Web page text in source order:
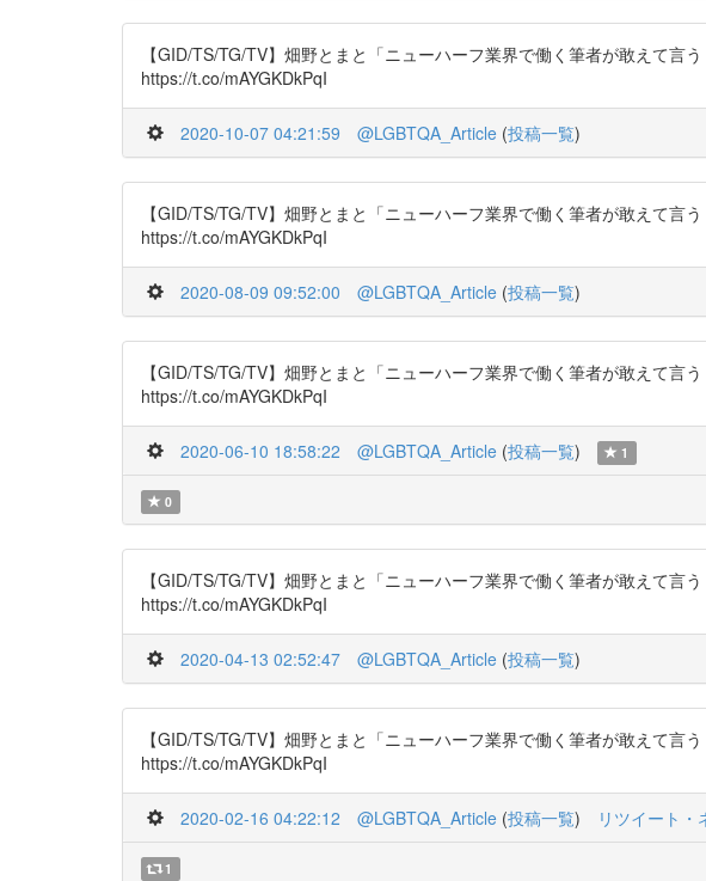
【GID/TS/TG/TV】畑野とまと「ニューハーフ業界で働く筆者が敢えて
https://t.co/mAYGKDkPqI
2020-10-07 04:21:59 @LGBTQA_Article (投稿一覧)
【GID/TS/TG/TV】畑野とまと「ニューハーフ業界で働く筆者が敢えて
https://t.co/mAYGKDkPqI
2020-08-09 09:52:00 @LGBTQA_Article (投稿一覧)
【GID/TS/TG/TV】畑野とまと「ニューハーフ業界で働く筆者が敢えて
https://t.co/mAYGKDkPqI
2020-06-10 18:58:22 @LGBTQA_Article (投稿一覧) 1
0
【GID/TS/TG/TV】畑野とまと「ニューハーフ業界で働く筆者が敢えて
https://t.co/mAYGKDkPqI
2020-04-13 02:52:47 @LGBTQA_Article (投稿一覧)
【GID/TS/TG/TV】畑野とまと「ニューハーフ業界で働く筆者が敢えて
https://t.co/mAYGKDkPqI
2020-02-16 04:22:12 @LGBTQA_Article (投稿一覧) リツイート・
1